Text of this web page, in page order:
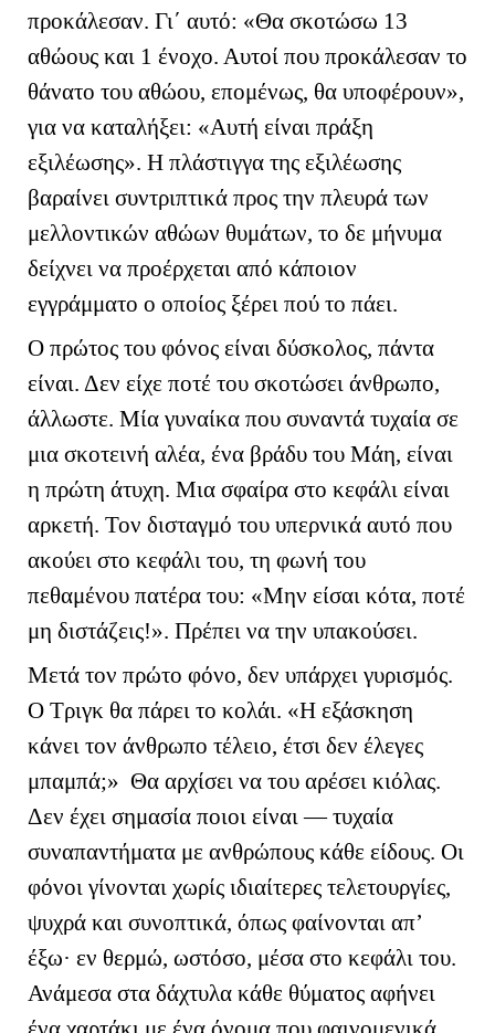
προκάλεσαν. Γι΄ αυτό: «Θα σκοτώσω 13
αθώους και 1 ένοχο. Αυτοί που προκάλεσαν το
θάνατο του αθώου, επομένως, θα υποφέρουν»,
για να καταλήξει: «Αυτή είναι πράξη
εξιλέωσης». Η πλάστιγγα της εξιλέωσης
βαραίνει συντριπτικά προς την πλευρά των
μελλοντικών αθώων θυμάτων, το δε μήνυμα
δείχνει να προέρχεται από κάποιον
εγγράμματο ο οποίος ξέρει πού το πάει.
Ο πρώτος του φόνος είναι δύσκολος, πάντα
είναι. Δεν είχε ποτέ του σκοτώσει άνθρωπο,
άλλωστε. Μία γυναίκα που συναντά τυχαία σε
μια σκοτεινή αλέα, ένα βράδυ του Μάη, είναι
η πρώτη άτυχη. Μια σφαίρα στο κεφάλι είναι
αρκετή. Τον δισταγμό του υπερνικά αυτό που
ακούει στο κεφάλι του, τη φωνή του
πεθαμένου πατέρα του: «Μην είσαι κότα, ποτέ
μη διστάζεις!». Πρέπει να την υπακούσει.
Μετά τον πρώτο φόνο, δεν υπάρχει γυρισμός.
Ο Τριγκ θα πάρει το κολάι. «Η εξάσκηση
κάνει τον άνθρωπο τέλειο, έτσι δεν έλεγες
μπαμπά;» Θα αρχίσει να του αρέσει κιόλας.
Δεν έχει σημασία ποιοι είναι — τυχαία
συναπαντήματα με ανθρώπους κάθε είδους. Οι
φόνοι γίνονται χωρίς ιδιαίτερες τελετουργίες,
ψυχρά και συνοπτικά, όπως φαίνονται απ’
έξω· εν θερμώ, ωστόσο, μέσα στο κεφάλι του.
Ανάμεσα στα δάχτυλα κάθε θύματος αφήνει